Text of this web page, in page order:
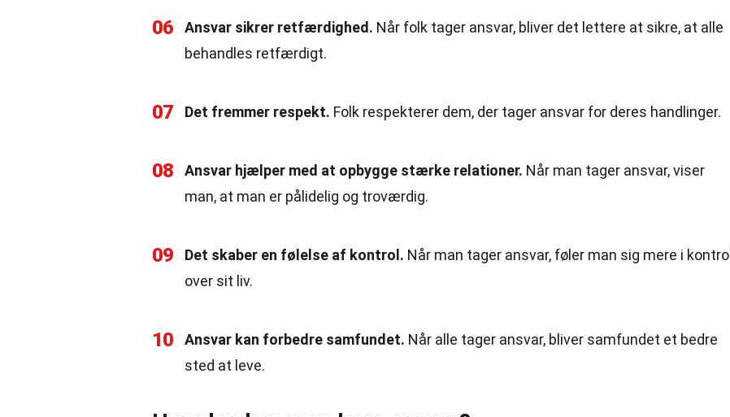
06 Ansvar sikrer retfærdighed. Når folk tager ansvar, bliver det lettere at sikre, at alle
behandles retfærdigt.
07 Det fremmer respekt. Folk respekterer dem, der tager ansvar for deres handlinger.
08 Ansvar hjælper med at opbygge stærke relationer. Når man tager ansvar, viser
man, at man er pålidelig og troværdig.
09 Det skaber en følelse af kontrol. Når man tager ansvar, føler man sig mere i kontrol
over sit liv.
10 Ansvar kan forbedre samfundet. Når alle tager ansvar, bliver samfundet et bedre
sted at leve.